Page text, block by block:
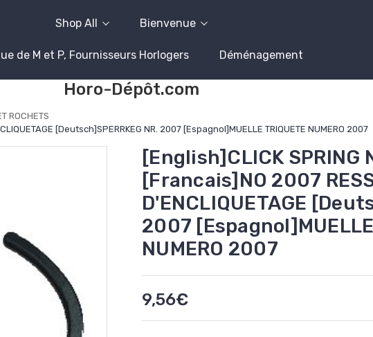
Shop All Bienvenue
de M et P, Fournisseurs Horlogers Déménagement
Horo-Dépôt.com
ROCHETS
[Deutsch]SPERRKEG NR. 2007 [Espagnol]MUELLE TRIQUETE NUMERO 2007
[English]CLICK SPRING
[Francais]NO 2007
D'ENCLIQUETAGE
2007 [Espagnol]MUELLE
NUMERO 2007
9,56€